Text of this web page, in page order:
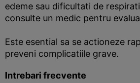
edeme sau dificultati de
consulte un medic pentru
Este esential sa se actioneze
preveni complicatiile grave.
Intrebari frecvente